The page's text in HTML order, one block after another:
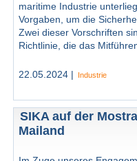
maritime Industrie
Vorgaben, um die
Zwei dieser Vorschriften
Richtlinie, die das
22.05.2024 | Industrie
SIKA auf der
Mailand